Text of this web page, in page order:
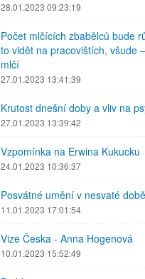
28.01.2023 09:23:19
Počet mlčících zbabělců bude
to vidět na pracovištích, všude
mlčí
27.01.2023 13:41:39
Krutost dnešní doby a vliv na
27.01.2023 13:39:42
Vzpomínka na Erwina Kukucku
24.01.2023 10:36:37
Posvátné umění v nesvaté době
11.01.2023 17:01:54
Vize Česka - Anna Hogenová
10.01.2023 15:52:49